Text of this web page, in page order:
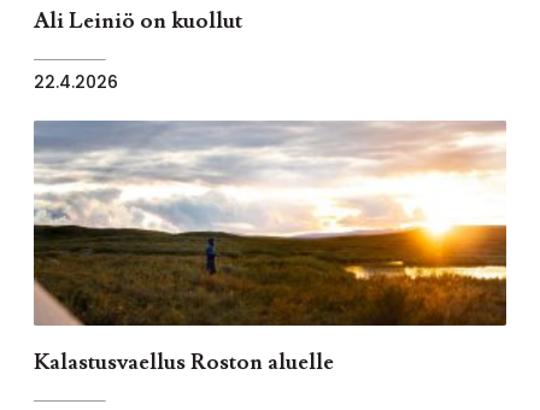
Ali Leiniö on kuollut
22.4.2026
Kalastusvaellus Roston aluelle